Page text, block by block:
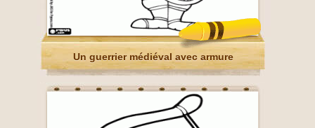
Un guerrier médiéval avec armure